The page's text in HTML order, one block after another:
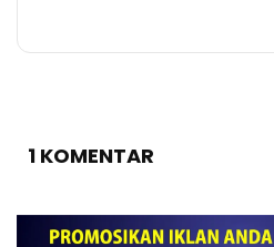
1 KOMENTAR